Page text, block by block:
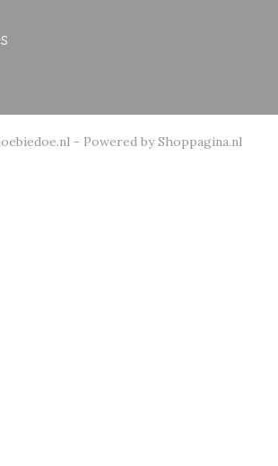
- Powered by Shoppagina.nl